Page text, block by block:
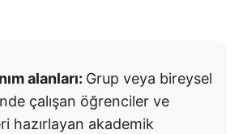
alanları: Grup veya bireysel
çalışan öğrenciler ve
hazırlayan akademik